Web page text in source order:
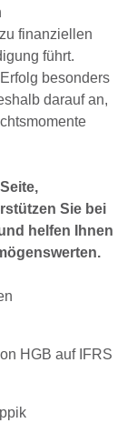
finanziellen
führt.
besonders
darauf an,
Sie bei
helfen Ihnen
HGB auf IFRS